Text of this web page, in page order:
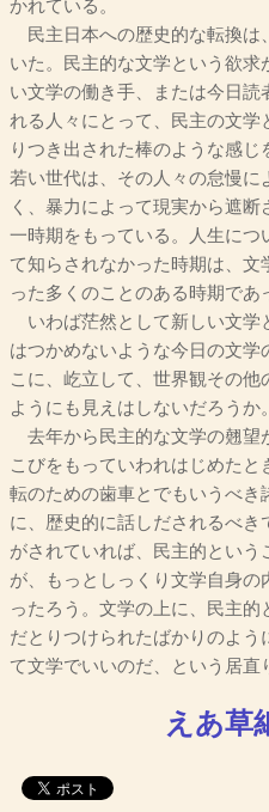
かれている。
民主日本への歴史的な転換は
いた。民主的な文学という欲
い文学の働き手、または今日読
れる人々にとって、民主の文学
りつき出された棒のような感じ
若い世代は、その人々の怠慢に
く、暴力によって現実から遮
一時期をもっている。人生につ
て知らされなかった時期は、
った多くのことのある時期であ
いわば茫然として新しい文学
はつかめないような今日の文
こに、屹立して、世界観その
ようにも見えはしないだろうか。
去年から民主的な文学の翹望
こびをもっていわれはじめた
転のための歯車とでもいうべ
に、歴史的に話しだされるべき
がされていれば、民主的とい
が、もっとしっくり文学自身
ったろう。文学の上に、民主
だとりつけられたばかりのよう
て文学でいいのだ、という居
えあ草